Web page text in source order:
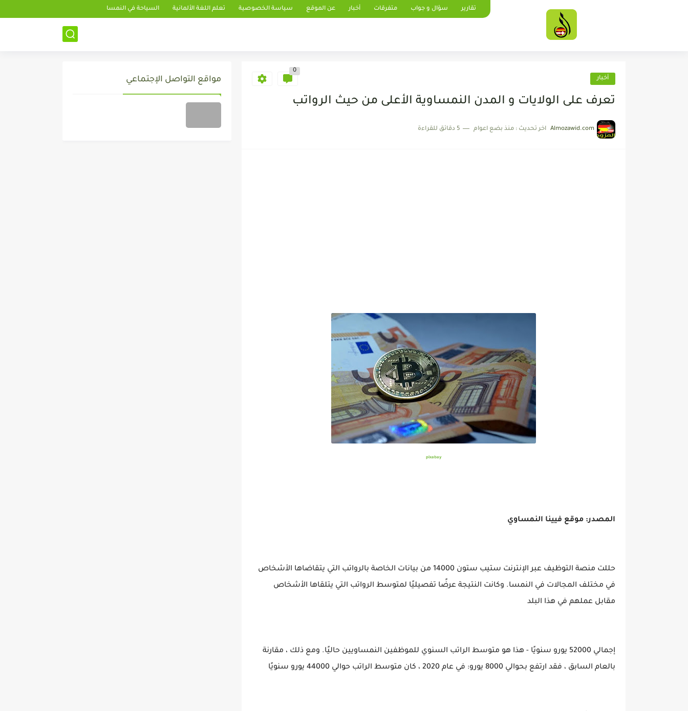
تقارير سؤال و جواب متفرقات أخبار عن الموقع سياسة الخصوصية تعلم اللغة الألمانية السياحة في النمسا
أخبار
0
تعرف على الولايات و المدن النمساوية الأعلى من حيث الرواتب
Almozawid.com اخر تحديث : منذ بضع اعوام 5 دقائق للقراءة
pixabay
المصدر: موقع فيينا النمساوي
حللت منصة التوظيف عبر الإنترنت ستيب ستون 14000 من بيانات الخاصة بالرواتب التي يتقاضاها الأشخاص
في مختلف المجالات في النمسا. وكانت النتيجة عرضًا تفصيليًا لمتوسط ​​الرواتب التي يتلقاها الأشخاص
مقابل عملهم في هذا البلد
إجمالي 52000 يورو سنويًا - هذا هو متوسط ​​الراتب السنوي للموظفين النمساويين حاليًا. ومع ذلك ، مقارنة
بالعام السابق ، فقد ارتفع بحوالي 8000 يورو: في عام 2020 ، كان متوسط ​​الراتب حوالي 44000 يورو سنويًا
مواقع التواصل الإجتماعي